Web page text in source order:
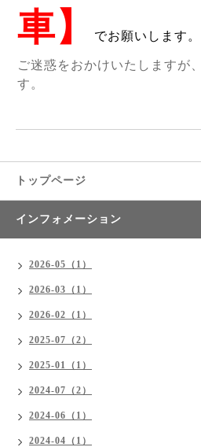
車】
でお願いします。
ご迷惑をおかけいたしますが
す。
トップページ
インフォメーション
2026-05（1）
2026-03（1）
2026-02（1）
2025-07（2）
2025-01（1）
2024-07（2）
2024-06（1）
2024-04（1）